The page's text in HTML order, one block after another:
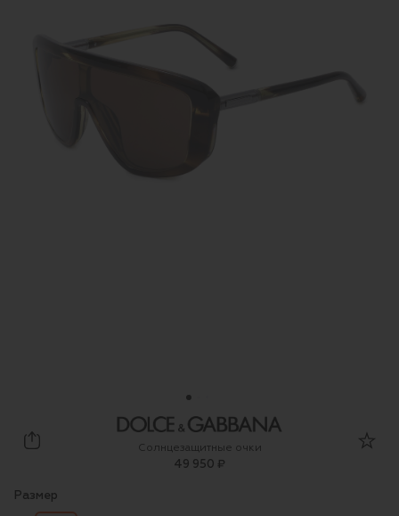
Dolce & Gabbana
Солнцезащитные очки
49 950 ₽
Размер